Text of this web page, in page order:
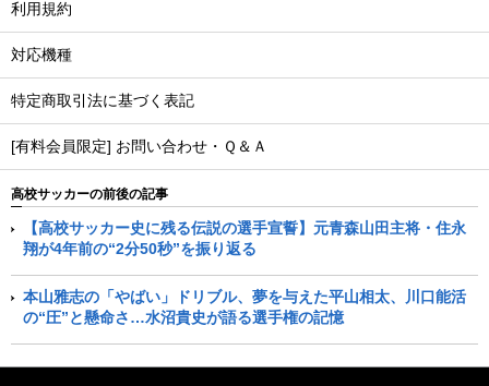
利用規約
対応機種
特定商取引法に基づく表記
[有料会員限定] お問い合わせ・Ｑ＆Ａ
高校サッカーの前後の記事
【高校サッカー史に残る伝説の選手宣誓】元青森山田主将・住永
翔が4年前の“2分50秒”を振り返る
本山雅志の「やばい」ドリブル、夢を与えた平山相太、川口能活
の“圧”と懸命さ…水沼貴史が語る選手権の記憶